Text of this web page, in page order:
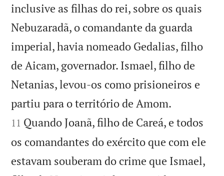
inclusive as filhas do rei, sobre os quais
Nebuzaradã, o comandante da guarda
imperial, havia nomeado Gedalias, filho
de Aicam, governador. Ismael, filho de
Netanias, levou-os como prisioneiros e
partiu para o território de Amom.
11 Quando Joanã, filho de Careá, e todos
os comandantes do exército que com ele
estavam souberam do crime que Ismael,